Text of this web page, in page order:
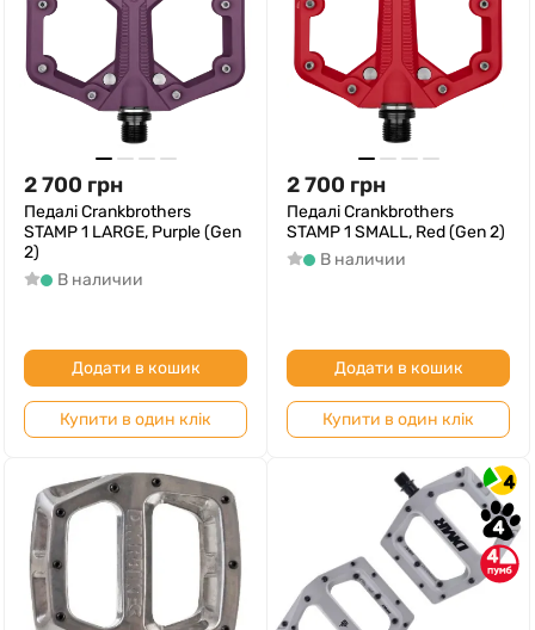
2 700 грн
Педалі Crankbrothers
STAMP 1 LARGE, Purple (Gen
2)
В наличии
Додати в кошик
Купити в один клік
2 700 грн
Педалі Crankbrothers
STAMP 1 SMALL, Red (Gen 2)
В наличии
Додати в кошик
Купити в один клік
4
4
4